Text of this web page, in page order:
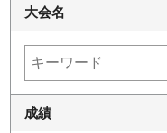
大会名
成績